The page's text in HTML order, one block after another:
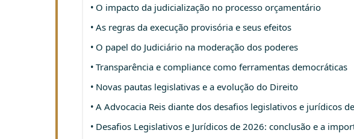
O impacto da judicialização no processo orçamentário
As regras da execução provisória e seus efeitos
O papel do Judiciário na moderação dos poderes
Transparência e compliance como ferramentas democráticas
Novas pautas legislativas e a evolução do Direito
A Advocacia Reis diante dos desafios legislativos e jurídicos
Desafios Legislativos e Jurídicos de 2026: conclusão e a